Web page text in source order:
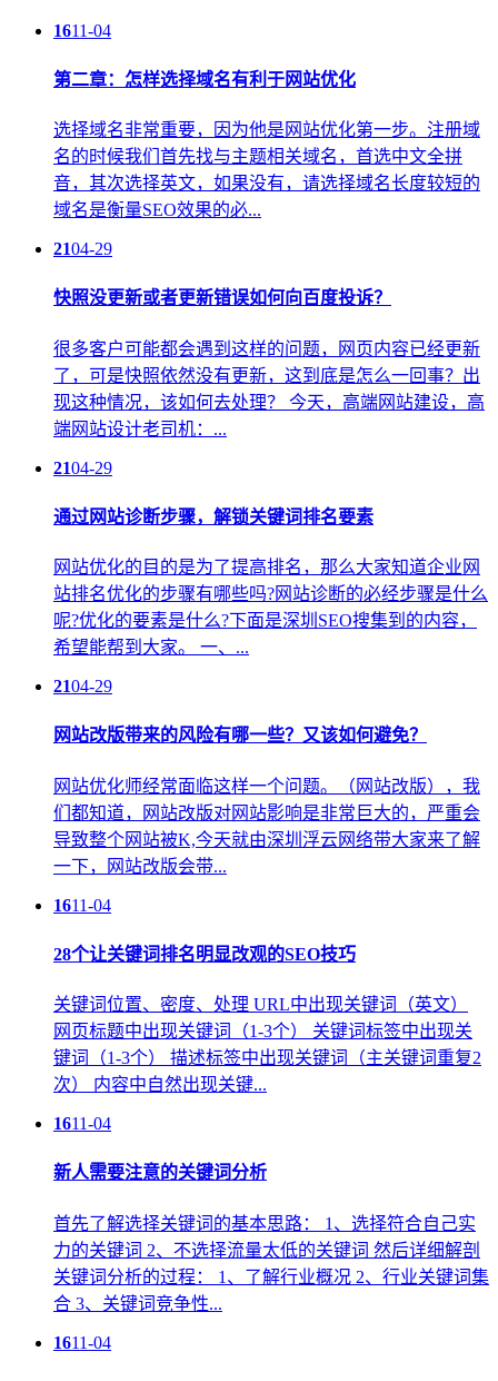
1611-04
第二章：怎样选择域名有利于网站优化
选择域名非常重要，因为他是网站优化第一步。注册域
名的时候我们首先找与主题相关域名，首选中文全拼
音，其次选择英文，如果没有，请选择域名长度较短的
域名是衡量SEO效果的必...
2104-29
快照没更新或者更新错误如何向百度投诉？
很多客户可能都会遇到这样的问题，网页内容已经更新
了，可是快照依然没有更新，这到底是怎么一回事？出
现这种情况，该如何去处理？ 今天，高端网站建设，高
端网站设计老司机：...
2104-29
通过网站诊断步骤，解锁关键词排名要素
网站优化的目的是为了提高排名，那么大家知道企业网
站排名优化的步骤有哪些吗?网站诊断的必经步骤是什么
呢?优化的要素是什么?下面是深圳SEO搜集到的内容，
希望能帮到大家。 一、...
2104-29
网站改版带来的风险有哪一些？又该如何避免？
网站优化师经常面临这样一个问题。（网站改版），我
们都知道，网站改版对网站影响是非常巨大的，严重会
导致整个网站被K,今天就由深圳浮云网络带大家来了解
一下，网站改版会带...
1611-04
28个让关键词排名明显改观的SEO技巧
关键词位置、密度、处理 URL中出现关键词（英文）
网页标题中出现关键词（1-3个） 关键词标签中出现关
键词（1-3个） 描述标签中出现关键词（主关键词重复2
次） 内容中自然出现关键...
1611-04
新人需要注意的关键词分析
首先了解选择关键词的基本思路： 1、选择符合自己实
力的关键词 2、不选择流量太低的关键词 然后详细解剖
关键词分析的过程： 1、了解行业概况 2、行业关键词集
合 3、关键词竞争性...
1611-04